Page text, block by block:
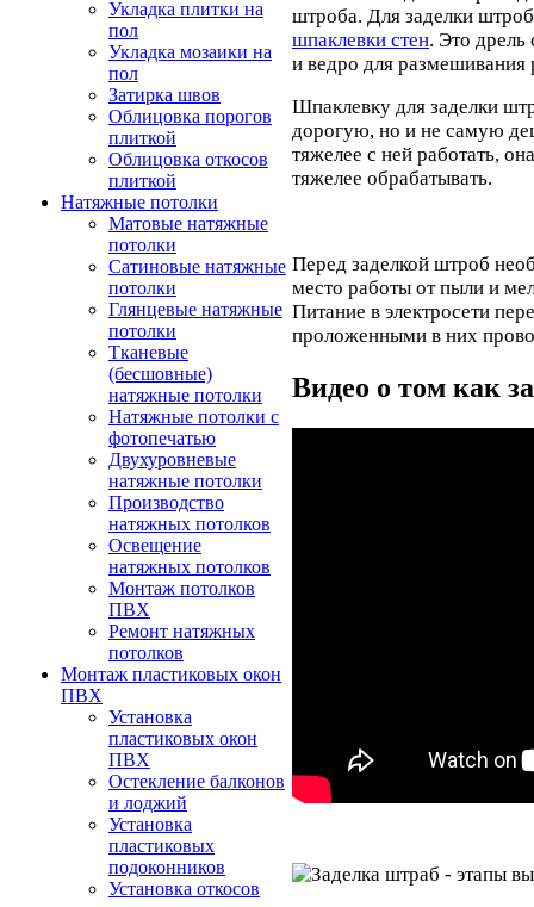
Укладка плитки на
пол
Укладка мозаики на
пол
Затирка швов
Облицовка порогов
плиткой
Облицовка откосов
плиткой
Натяжные потолки
Матовые натяжные
потолки
Сатиновые натяжные
потолки
Глянцевые натяжные
потолки
Тканевые
(бесшовные)
натяжные потолки
Натяжные потолки с
фотопечатью
Двухуровневые
натяжные потолки
Производство
натяжных потолков
Освещение
натяжных потолков
Монтаж потолков
ПВХ
Ремонт натяжных
потолков
Монтаж пластиковых окон
ПВХ
Установка
пластиковых окон
ПВХ
Остекление балконов
и лоджий
Установка
пластиковых
подоконников
Установка откосов
штроба. Для заделки
шпаклевки стен. Это дрель
и ведро для размешивания
Шпаклевку для заделки
дорогую, но и не самую
тяжелее с ней работать,
тяжелее обрабатывать.
Перед заделкой штроб
место работы от пыли и
Питание в электросети
проложенными в них
Видео о том как